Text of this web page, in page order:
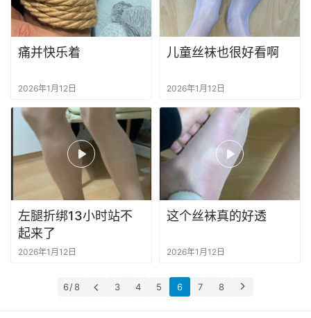
重
口
出
痛并快乐着
2026年1月12日
儿童丝袜也很好看啊
2026年1月12日
左腿折绑13小时站不
起来了
2026年1月12日
这个丝袜真的好透
2026年1月12日
6 / 8 3 4 5 6 7 8